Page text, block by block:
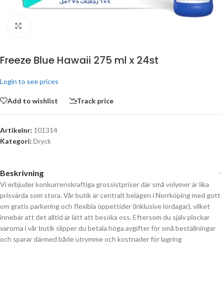
Freeze Blue Hawaii 275 ml x 24st
Login to see prices
Add to wishlist Track price
Artikelnr: 101314
Kategori: Dryck
Beskrivning
Vi erbjuder konkurrenskraftiga grossistpriser där små volymer är lika
prisvärda som stora. Vår butik är centralt belägen i Norrköping med gott
om gratis parkering och flexibla öppettider (inklusive lördagar), vilket
innebär att det alltid är lätt att besöka oss. Eftersom du själv plockar
varorna i vår butik slipper du betala höga avgifter för små beställningar
och sparar därmed både utrymme och kostnader för lagring